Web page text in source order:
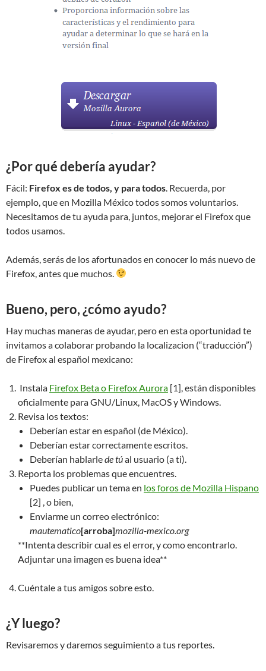
¿Por qué debería ayudar?
Fácil: Firefox es de todos, y para todos . Recuerda, por
ejemplo, que en Mozilla México todos somos voluntarios.
Necesitamos de tu ayuda para, juntos, mejorar el Firefox que
todos usamos.
Además, serás de los afortunados en conocer lo más nuevo de
Firefox, antes que muchos.
Bueno, pero, ¿cómo ayudo?
Hay muchas maneras de ayudar, pero en esta oportunidad te
invitamos a colaborar probando la localizacion (“traducción”)
de Firefox al español mexicano:
Instala Firefox Beta o Firefox Aurora [1], están disponibles
oficialmente para GNU/Linux, MacOS y Windows.
Revisa los textos:
Deberían estar en español (de México).
Deberían estar correctamente escritos.
Deberían hablarlede túal usuario (a ti).
Reporta los problemas que encuentres.
Puedes publicar un tema en los foros de Mozilla Hispano
[2] , o bien,
Enviarme un correo electrónico:
mautematico[arroba]mozilla-mexico.org
**Intenta describir cual es el error, y como encontrarlo.
Adjuntar una imagen es buena idea**
Cuéntale a tus amigos sobre esto.
¿Y luego?
Revisaremos y daremos seguimiento a tus reportes.